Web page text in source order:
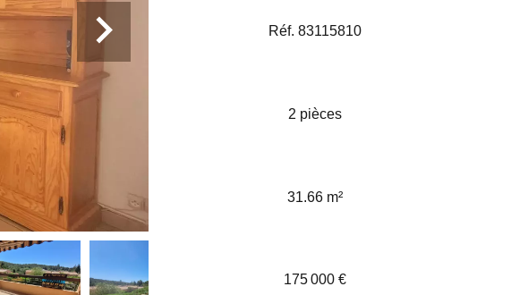
Réf. 83115810
2 pièces
31.66 m²
175 000 €